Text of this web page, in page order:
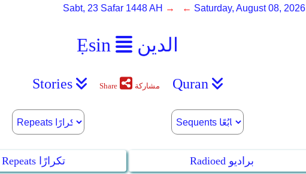
Ẹsin الدين
Sabt, 23 Safar 1448 AH → ← Saturday, August 08, 2026
Stories Share مشاركة Quran
Repeats تكرارًا Radioed براديو